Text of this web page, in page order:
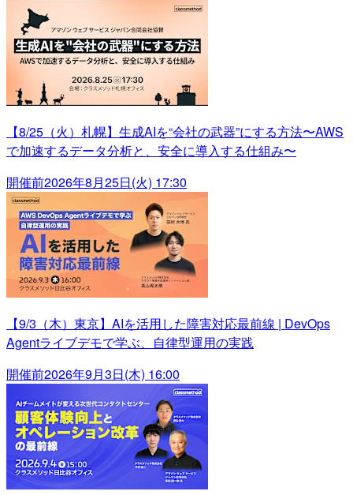
【8/25（火）札幌】生成AIを“会社の武器”にする方法〜AWS
で加速するデータ分析と、安全に導入する仕組み〜
開催前2026年8月25日(火) 17:30
【9/3（木）東京】AIを活用した障害対応最前線 | DevOps
Agentライブデモで学ぶ、自律型運用の実践
開催前2026年9月3日(木) 16:00